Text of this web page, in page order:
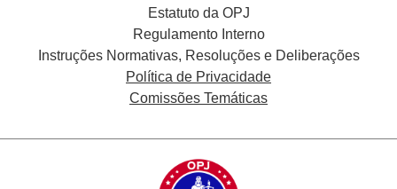
Estatuto da OPJ
Regulamento Interno
Instruções Normativas, Resoluções e Deliberações
Política de Privacidade
Comissões Temáticas